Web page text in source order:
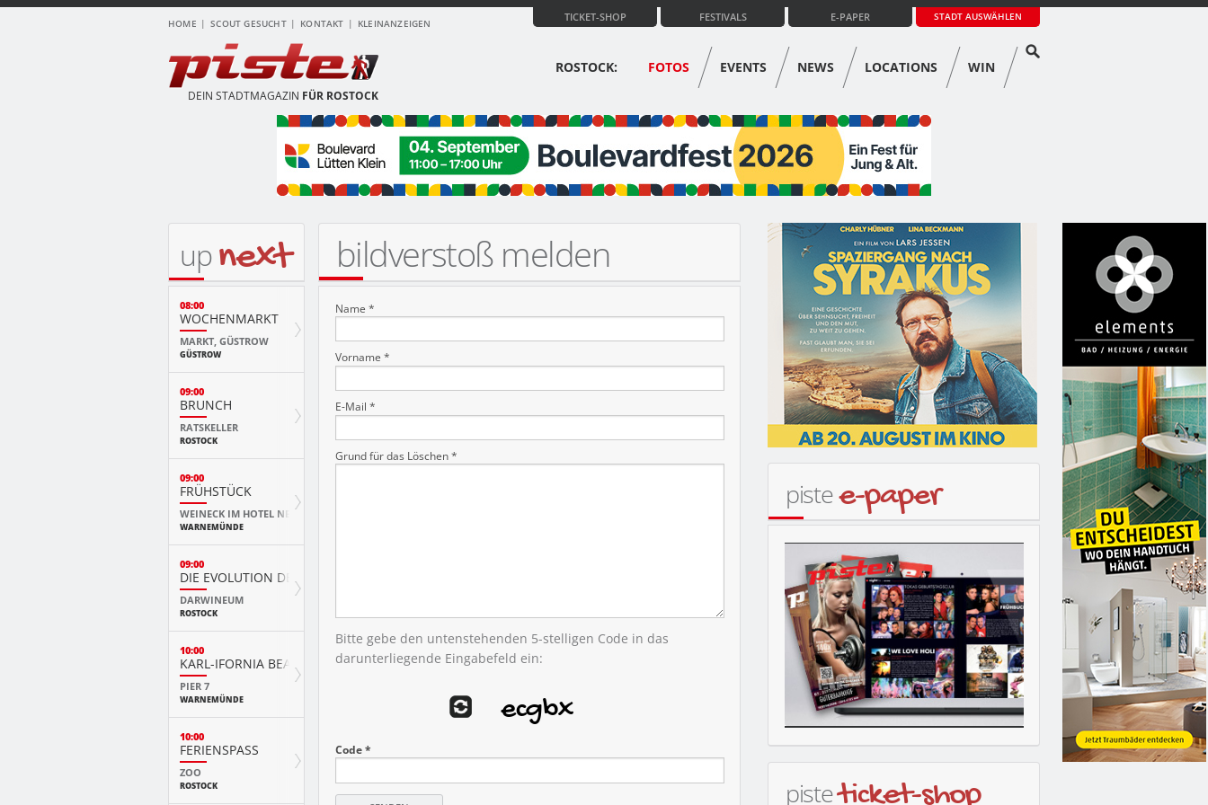
HOME SCOUT GESUCHT KONTAKT KLEINANZEIGEN
STADT AUSWÄHLEN
E-PAPER
FESTIVALS
TICKET-SHOP
DEIN STADTMAGAZIN FÜR ROSTOCK
ROSTOCK: FOTOS EVENTS NEWS LOCATIONS WIN
bildverstoß melden
Name *
Vorname *
E-Mail *
Grund für das Löschen *
Bitte gebe den untenstehenden 5-stelligen Code in das
darunterliegende Eingabefeld ein:
Code *
upnext
08:00
WOCHENMARKT
MARKT, GÜSTROW
GÜSTROW
09:00
BRUNCH
RATSKELLER
ROSTOCK
09:00
FRÜHSTÜCK
WEINECK IM HOTEL NEPTUN
WARNEMÜNDE
09:00
DIE EVOLUTION DER TIERE MIT PLAYMOBIL
DARWINEUM
ROSTOCK
10:00
KARL-IFORNIA BEACH SANDWELTEN
PIER 7
WARNEMÜNDE
10:00
FERIENSPASS
ZOO
ROSTOCK
pistee-paper
pisteticket-shop